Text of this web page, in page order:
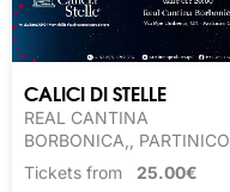
CALICI DI STELLE
REAL CANTINA
BORBONICA,, PARTINICO
Tickets from 25.00€